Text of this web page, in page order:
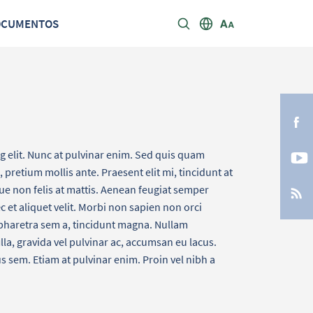
Nunc at pulvinar enim. Sed quis quam
mollis ante. Praesent elit mi, tincidunt at
non felis at mattis. Aenean feugiat semper
et aliquet velit. Morbi non sapien non orci
sem a, tincidunt magna. Nullam
gravida vel pulvinar ac, accumsan eu lacus.
Etiam at pulvinar enim. Proin vel nibh a